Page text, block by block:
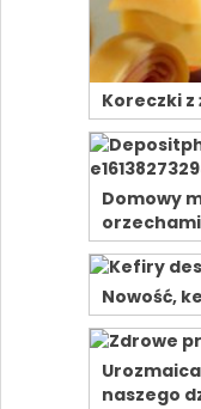
Koreczki z
Domowy
orzechami
Nowość,
naszego